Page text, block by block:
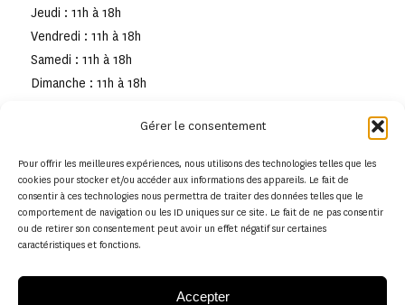
Gérer le consentement
Pour offrir les meilleures expériences, nous utilisons des technologies telles que les
cookies pour stocker et/ou accéder aux informations des appareils. Le fait de
consentir à ces technologies nous permettra de traiter des données telles que le
comportement de navigation ou les ID uniques sur ce site. Le fait de ne pas consentir
ou de retirer son consentement peut avoir un effet négatif sur certaines
caractéristiques et fonctions.
Accepter
Jeudi : 11h à 18h
Vendredi : 11h à 18h
Samedi : 11h à 18h
Dimanche : 11h à 18h